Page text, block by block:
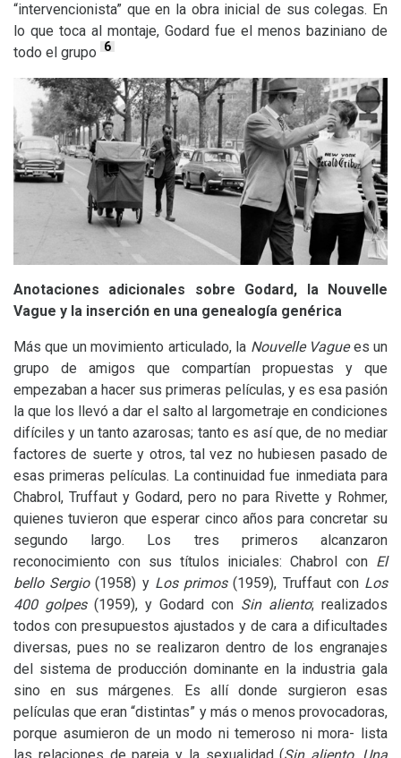
“intervencionista” que en la obra inicial de sus colegas. En
lo que toca al montaje, Godard fue el menos baziniano de
todo el grupo
6
Anotaciones adicionales sobre Godard, la Nouvelle
Vague y la inserción en una genealogía genérica
Más que un movimiento articulado, la Nouvelle Vaguees un
grupo de amigos que compartían propuestas y que
empezaban a hacer sus primeras películas, y es esa pasión
la que los llevó a dar el salto al largometraje en condiciones
difíciles y un tanto azarosas; tanto es así que, de no mediar
factores de suerte y otros, tal vez no hubiesen pasado de
esas primeras películas. La continuidad fue inmediata para
Chabrol, Truffaut y Godard, pero no para Rivette y Rohmer,
quienes tuvieron que esperar cinco años para concretar su
segundo largo. Los tres primeros alcanzaron
reconocimiento con sus títulos iniciales: Chabrol con El
bello Sergio(1958) y Los primos(1959), Truffaut con Los
400 golpes (1959), y Godard con Sin aliento; realizados
todos con presupuestos ajustados y de cara a dificultades
diversas, pues no se realizaron dentro de los engranajes
del sistema de producción dominante en la industria gala
sino en sus márgenes. Es allí donde surgieron esas
películas que eran “distintas” y más o menos provocadoras,
porque asumieron de un modo ni temeroso ni mora- lista